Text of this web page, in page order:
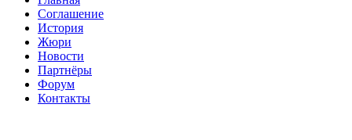
Соглашение
История
Жюри
Новости
Партнёры
Форум
Контакты